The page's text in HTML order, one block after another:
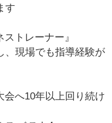
す
トレーナー』
、現場でも指導経験が
会へ10年以上回り続け